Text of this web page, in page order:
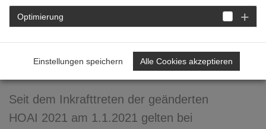
HOAI und
Verbraucherverträge
Seit dem Inkrafttreten der geänderten
HOAI 2021 am 1.1.2021 gelten bei
Optimierung
Einstellungen speichern Alle Cookies akzeptieren